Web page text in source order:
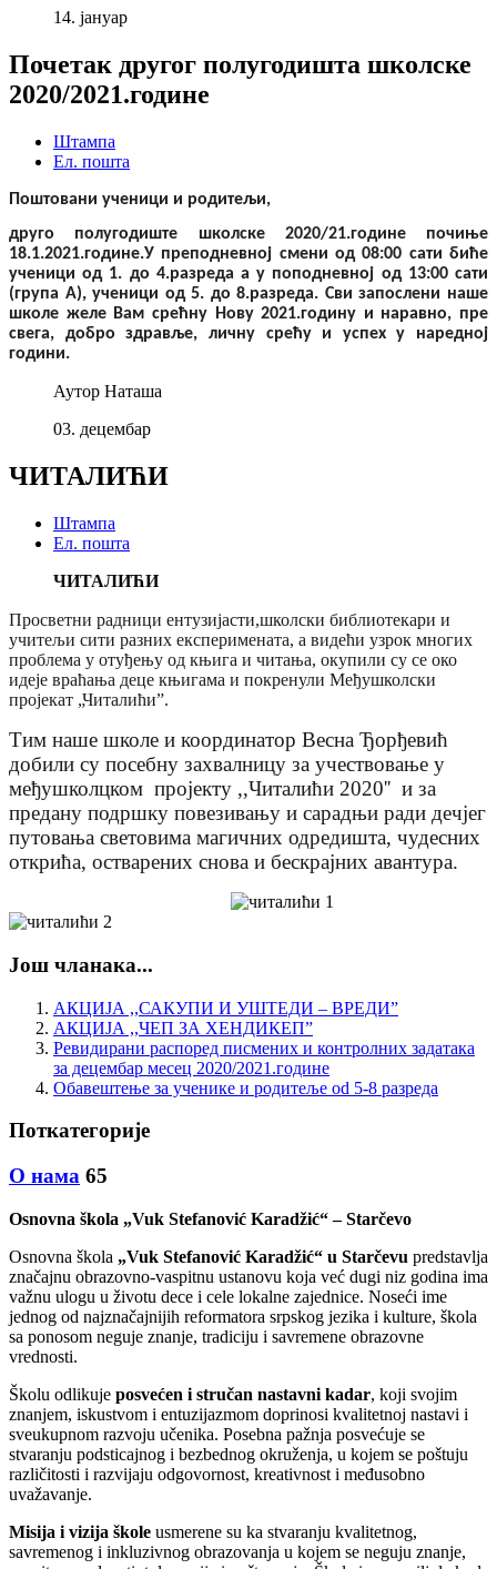
14. јануар
Почетак другог полугодишта школске
2020/2021.године
Штампа
Ел. пошта
Поштовани ученици и родитељи,
друго полугодиште школске 2020/21.године почиње
18.1.2021.године.У преподневној смени од 08:00 сати биће
ученици од 1. до 4.разреда а у поподневној од 13:00 сати
(група А), ученици од 5. до 8.разреда. Сви запослени наше
школе желе Вам срећну Нову 2021.годину и наравно, пре
свега, добро здравље, личну срећу и успех у наредној
години.
Аутор Наташа
03. децембар
ЧИТАЛИЋИ
Штампа
Ел. пошта
ЧИТАЛИЋИ
Просветни радници ентузијасти,школски библиотекари и
учитељи сити разних експеримената, а видећи узрок многих
проблема у отуђењу од књига и читања, окупили су се око
идеје враћања деце књигама и покренули Међушколски
пројекат „Читалићи”.
Тим наше школе и координатор Весна Ђорђевић
добили су посебну захвалницу за учествовање у
међушколцком пројекту ,,Читалићи 2020'' и за
предану подршку повезивању и сарадњи ради дечјег
путовања световима магичних одредишта, чудесних
открића, остварених снова и бескрајних авантура.
Још чланака...
АКЦИЈА ,,САКУПИ И УШТЕДИ – ВРЕДИˮ
АКЦИЈА ,,ЧЕП ЗА ХЕНДИКЕПˮ
Ревидирани распоред писмених и контролних задатака
за децембар месец 2020/2021.године
Обавештење за ученике и родитеље od 5-8 разреда
Поткатегорије
О нама 65
Osnovna škola „Vuk Stefanović Karadžić“ – Starčevo
Osnovna škola „Vuk Stefanović Karadžić“ u Starčevu predstavlja
značajnu obrazovno-vaspitnu ustanovu koja već dugi niz godina ima
važnu ulogu u životu dece i cele lokalne zajednice. Noseći ime
jednog od najznačajnijih reformatora srpskog jezika i kulture, škola
sa ponosom neguje znanje, tradiciju i savremene obrazovne
vrednosti.
Školu odlikuje posvećen i stručan nastavni kadar, koji svojim
znanjem, iskustvom i entuzijazmom doprinosi kvalitetnoj nastavi i
sveukupnom razvoju učenika. Posebna pažnja posvećuje se
stvaranju podsticajnog i bezbednog okruženja, u kojem se poštuju
različitosti i razvijaju odgovornost, kreativnost i međusobno
uvažavanje.
Misija i vizija škole usmerene su ka stvaranju kvalitetnog,
savremenog i inkluzivnog obrazovanja u kojem se neguju znanje,